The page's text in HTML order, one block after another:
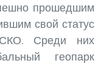
прошедшим
свой статус
Среди них
геопарк